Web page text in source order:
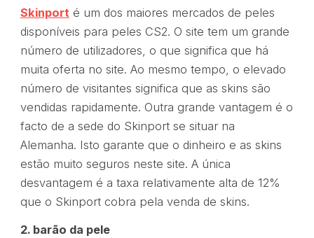
Skinporté um dos maiores mercados de peles
disponíveis para peles CS2. O site tem um grande
número de utilizadores, o que significa que há
muita oferta no site. Ao mesmo tempo, o elevado
número de visitantes significa que as skins são
vendidas rapidamente. Outra grande vantagem é o
facto de a sede do Skinport se situar na
Alemanha. Isto garante que o dinheiro e as skins
estão muito seguros neste site. A única
desvantagem é a taxa relativamente alta de 12%
que o Skinport cobra pela venda de skins.
2. barão da pele